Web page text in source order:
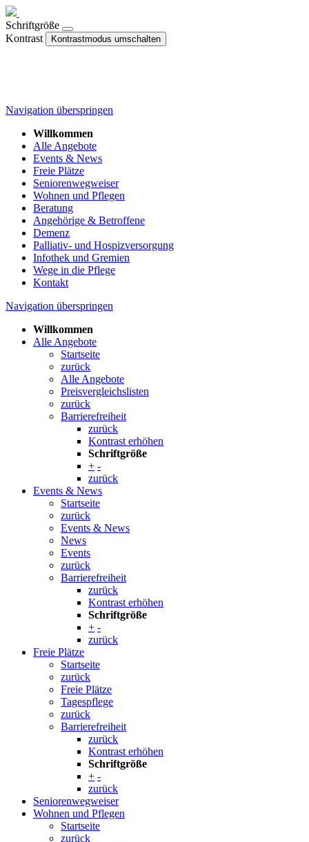
Schriftgröße
Kontrast
Kontrastmodus umschalten
Navigation überspringen
Willkommen
Alle Angebote
Events & News
Freie Plätze
Seniorenwegweiser
Wohnen und Pflegen
Beratung
Angehörige & Betroffene
Demenz
Palliativ- und Hospizversorgung
Infothek und Gremien
Wege in die Pflege
Kontakt
Navigation überspringen
Willkommen
Alle Angebote
Startseite
zurück
Alle Angebote
Preisvergleichslisten
zurück
Barrierefreiheit
zurück
Kontrast erhöhen
Schriftgröße
+ -
zurück
Events & News
Startseite
zurück
Events & News
News
Events
zurück
Barrierefreiheit
zurück
Kontrast erhöhen
Schriftgröße
+ -
zurück
Freie Plätze
Startseite
zurück
Freie Plätze
Tagespflege
zurück
Barrierefreiheit
zurück
Kontrast erhöhen
Schriftgröße
+ -
zurück
Seniorenwegweiser
Wohnen und Pflegen
Startseite
zurück